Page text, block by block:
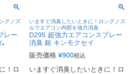
グノズ
レー
！ロ
いますぐ消臭したいときに！ロングノズ
ルでエアコン内部を強力消臭
D295 超強力エアコンスプレー
消臭 銀 キンモクセイ
販売価格 ¥900税込
いますぐ消臭したいときに！ロ